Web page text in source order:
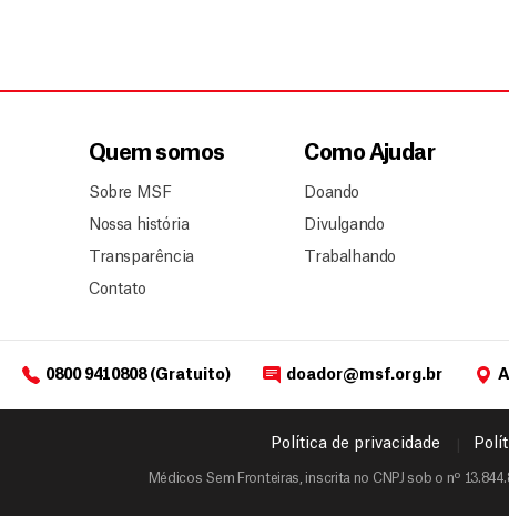
Quem somos
Sobre MSF
Nossa história
Transparência
Contato
Como Ajudar
Doando
Divulgando
Trabalhando
0800 9410808 (Gratuito) doador@msf.org.br
Política de privacidade
Médicos Sem Fronteiras, inscrita no CNPJ sob o nº